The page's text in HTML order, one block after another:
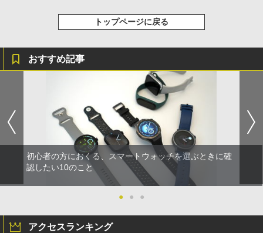
トップページに戻る
おすすめ記事
初心者の方におくる、スマートウォッチを選ぶときに確
認したい10のこと
● ● ●
アクセスランキング